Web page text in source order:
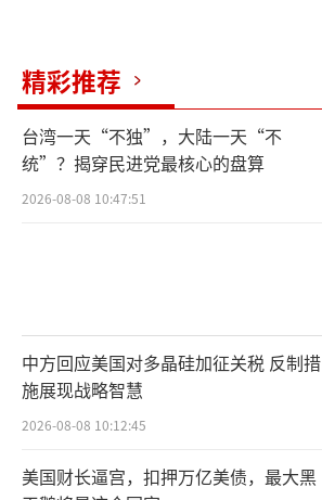
精彩推荐
台湾一天“不独”，大陆一天“不
统”？揭穿民进党最核心的盘算
2026-08-08 10:47:51
中方回应美国对多晶硅加征关税 反制措
施展现战略智慧
2026-08-08 10:12:45
美国财长逼宫，扣押万亿美债，最大黑